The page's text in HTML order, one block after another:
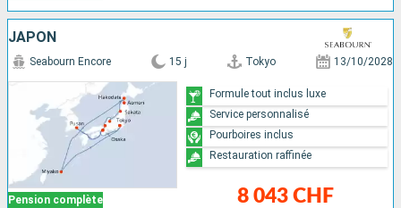
JAPON
Pension complète
Seabourn Encore 15 j Tokyo 13/10/2028
8 043 CHF
Formule tout inclus luxe
Service personnalisé
Pourboires inclus
Restauration raffinée